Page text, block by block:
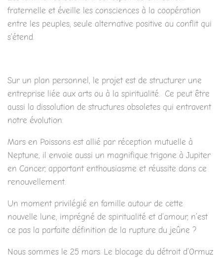
fraternelle et éveille les consciences à la coopération
entre les peuples, seule alternative positive au conflit qui
s’étend.
Sur un plan personnel, le projet est de structurer une
entreprise liée aux arts ou à la spiritualité. Ce peut être
aussi la dissolution de structures obsoletes qui entravent
notre évolution.
Mars en Poissons est allié par réception mutuelle à
Neptune, il envoie aussi un magnifique trigone à Jupiter
en Cancer, apportant enthousiasme et réussite dans ce
renouvellement.
Un moment privilégié en famille autour de cette
nouvelle lune, imprégné de spiritualité et d’amour, n’est
ce pas la parfaite définition de la rupture du jeûne ?
Nous sommes le 25 mars. Le blocage du détroit d’Ormuz